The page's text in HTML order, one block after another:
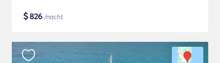
$826 /nacht